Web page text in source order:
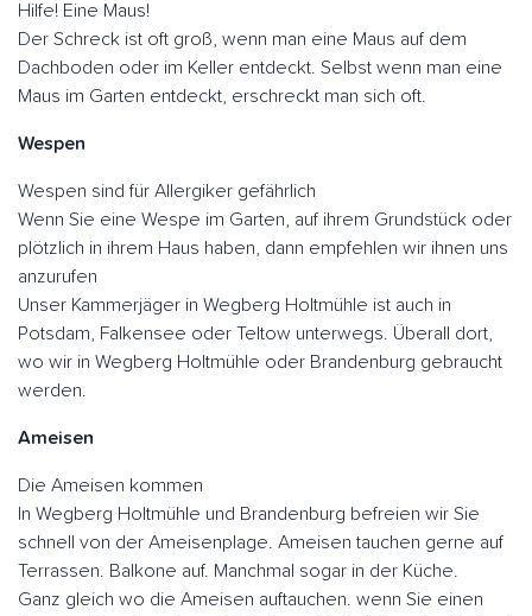
Hilfe! Eine Maus!
Der Schreck ist oft groß, wenn man eine Maus auf dem
Dachboden oder im Keller entdeckt. Selbst wenn man eine
Maus im Garten entdeckt, erschreckt man sich oft.
Wespen
Wespen sind für Allergiker gefährlich
Wenn Sie eine Wespe im Garten, auf ihrem Grundstück oder
plötzlich in ihrem Haus haben, dann empfehlen wir ihnen uns
anzurufen
Unser Kammerjäger in Wegberg Holtmühle ist auch in
Potsdam, Falkensee oder Teltow unterwegs. Überall dort,
wo wir in Wegberg Holtmühle oder Brandenburg gebraucht
werden.
Ameisen
Die Ameisen kommen
In Wegberg Holtmühle und Brandenburg befreien wir Sie
schnell von der Ameisenplage. Ameisen tauchen gerne auf
Terrassen. Balkone auf. Manchmal sogar in der Küche.
Ganz gleich wo die Ameisen auftauchen. wenn Sie einen